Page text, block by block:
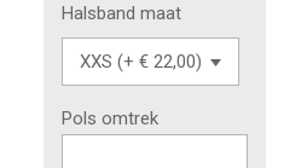
Halsband maat
Pols omtrek